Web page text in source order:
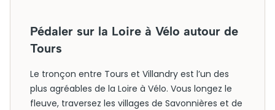
Pédaler sur la Loire à Vélo autour de
Tours
Le tronçon entre Tours et Villandry est l’un des
plus agréables de la Loire à Vélo. Vous longez le
fleuve, traversez les villages de Savonnières et de